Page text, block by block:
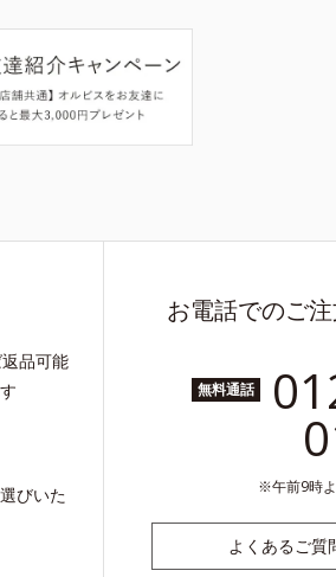
品可能
びいた
お電話でのご
無料通話
午前9時
よくあるご質